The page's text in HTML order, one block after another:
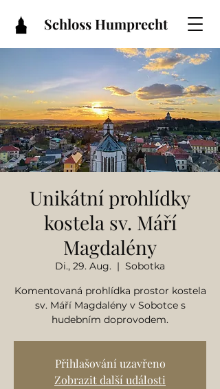
Schloss Humprecht
Unikátní prohlídky
kostela sv. Máří
Magdalény
Di., 29. Aug.
  |
Sobotka
Komentovaná prohlídka prostor kostela
sv. Máří Magdalény v Sobotce s
hudebním doprovodem.
Přihlašování uzavřeno
Zobrazit další události